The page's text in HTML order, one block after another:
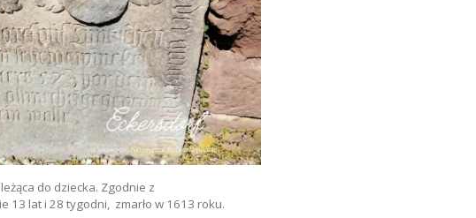
do dziecka. Zgodnie z
13 lat i 28 tygodni, zmarło w 1613 roku.